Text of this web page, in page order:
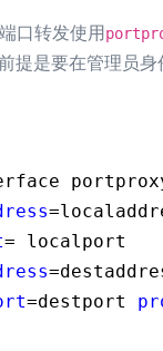
口转发使用
提是要在管理员
=
=
=
=destport